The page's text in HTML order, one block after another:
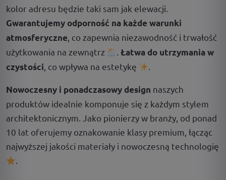
kolor adresu będzie taki sam jak elewacji.
Gwarantujemy odporność na każde warunki
atmosferyczne , co zapewnia niezawodność i trwałość
użytkowania na zewnątrz
.Łatwa do utrzymania w
czystości , co wpływa na estetykę
Nowoczesny i ponadczasowy design naszych
produktów idealnie komponuje się z każdym stylem
architektonicznym. Jako pionierzy w branży, od ponad
10 lat oferujemy oznakowanie klasy premium, łącząc
najwyższej jakości materiały i nowoczesną technologię